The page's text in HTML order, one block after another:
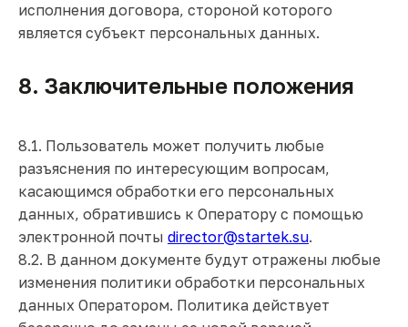
исполнения договора, стороной которого
является субъект персональных данных.
8. Заключительные положения
8.1. Пользователь может получить любые
разъяснения по интересующим вопросам,
касающимся обработки его персональных
данных, обратившись к Оператору с помощью
электронной почты director@startek.su.
8.2. В данном документе будут отражены любые
изменения политики обработки персональных
данных Оператором. Политика действует